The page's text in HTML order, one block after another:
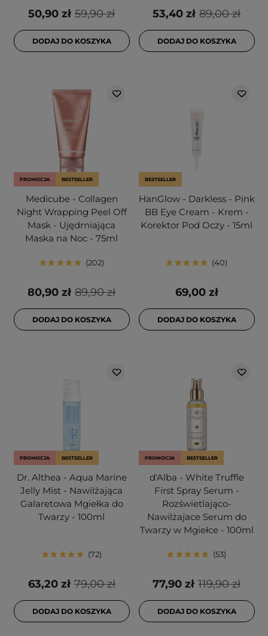
59,90 zł
50,90 zł
DODAJ DO KOSZYKA
89,00 zł
53,40 zł
DODAJ DO KOSZYKA
PROMOCJA BESTSELLER
Medicube - Collagen
Night Wrapping Peel Off
Mask - Ujędrniająca
Maska na Noc - 75ml
202
89,90 zł
80,90 zł
DODAJ DO KOSZYKA
BESTSELLER
HanGlow - Darkless - Pink
BB Eye Cream - Krem -
Korektor Pod Oczy - 15ml
40
69,00 zł
DODAJ DO KOSZYKA
PROMOCJA BESTSELLER
Dr. Althea - Aqua Marine
Jelly Mist - Nawilżająca
Galaretowa Mgiełka do
Twarzy - 100ml
72
79,00 zł
63,20 zł
DODAJ DO KOSZYKA
PROMOCJA BESTSELLER
d'Alba - White Truffle
First Spray Serum -
Rozświetlająco-
Nawilżajace Serum do
Twarzy w Mgiełce - 100ml
53
119,90 zł
77,90 zł
DODAJ DO KOSZYKA